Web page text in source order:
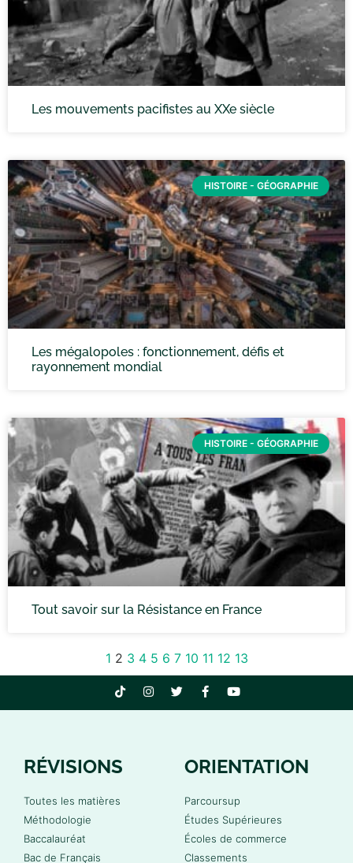
Les mouvements pacifistes au XXe siècle
HISTOIRE - GÉOGRAPHIE
Les mégalopoles : fonctionnement, défis et
rayonnement mondial
HISTOIRE - GÉOGRAPHIE
Tout savoir sur la Résistance en France
1 2 3 4 5 6 7 10 11 12 13
RÉVISIONS
Toutes les matières
Méthodologie
Baccalauréat
Bac de Français
ORIENTATION
Parcoursup
Études Supérieures
Écoles de commerce
Classements